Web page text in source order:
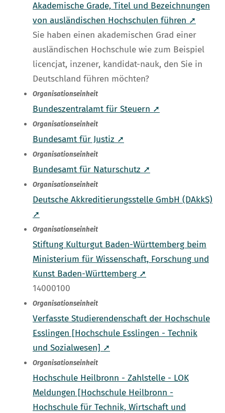
Akademische Grade, Titel und Bezeichnungen
von ausländischen Hochschulen führen ➚
Sie haben einen akademischen Grad einer
ausländischen Hochschule wie zum Beispiel
licencjat, inzener, kandidat-nauk, den Sie in
Deutschland führen möchten?
Organisationseinheit
Bundeszentralamt für Steuern ➚
Organisationseinheit
Bundesamt für Justiz ➚
Organisationseinheit
Bundesamt für Naturschutz ➚
Organisationseinheit
Deutsche Akkreditierungsstelle GmbH (DAkkS)
➚
Organisationseinheit
Stiftung Kulturgut Baden-Württemberg beim
Ministerium für Wissenschaft, Forschung und
Kunst Baden-Württemberg ➚
14000100
Organisationseinheit
Verfasste Studierendenschaft der Hochschule
Esslingen [Hochschule Esslingen - Technik
und Sozialwesen] ➚
Organisationseinheit
Hochschule Heilbronn - Zahlstelle - LOK
Meldungen [Hochschule Heilbronn -
Hochschule für Technik, Wirtschaft und